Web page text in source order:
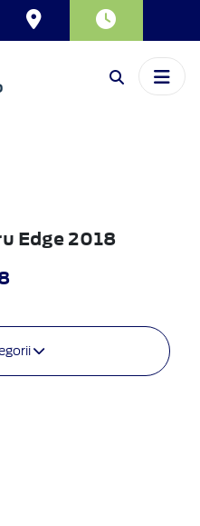
Edge 2018